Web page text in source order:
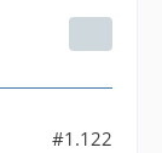
#1.122